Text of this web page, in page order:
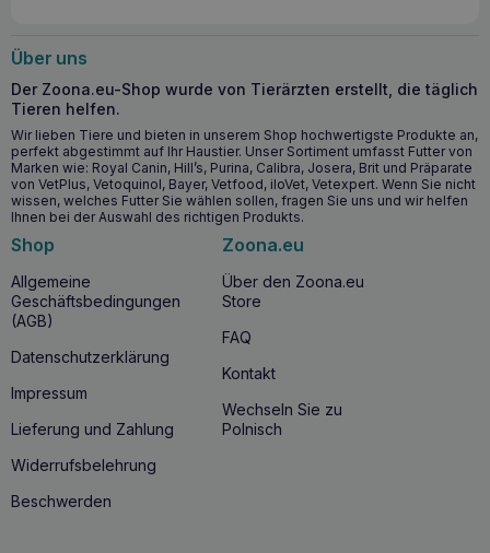
Über uns
Der Zoona.eu-Shop wurde von Tierärzten erstellt, die täglich
Tieren helfen.
Wir lieben Tiere und bieten in unserem Shop hochwertigste Produkte an,
perfekt abgestimmt auf Ihr Haustier. Unser Sortiment umfasst Futter von
Marken wie: Royal Canin, Hill’s, Purina, Calibra, Josera, Brit und Präparate
von VetPlus, Vetoquinol, Bayer, Vetfood, iloVet, Vetexpert. Wenn Sie nicht
wissen, welches Futter Sie wählen sollen, fragen Sie uns und wir helfen
Ihnen bei der Auswahl des richtigen Produkts.
Shop
Allgemeine
Geschäftsbedingungen
(AGB)
Datenschutzerklärung
Impressum
Lieferung und Zahlung
Widerrufsbelehrung
Beschwerden
Zoona.eu
Über den Zoona.eu
Store
FAQ
Kontakt
Wechseln Sie zu
Polnisch